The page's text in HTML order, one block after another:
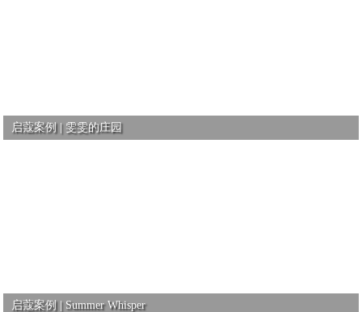
启蔻案例 | 雯雯的庄园
启蔻案例 | Summer Whisper